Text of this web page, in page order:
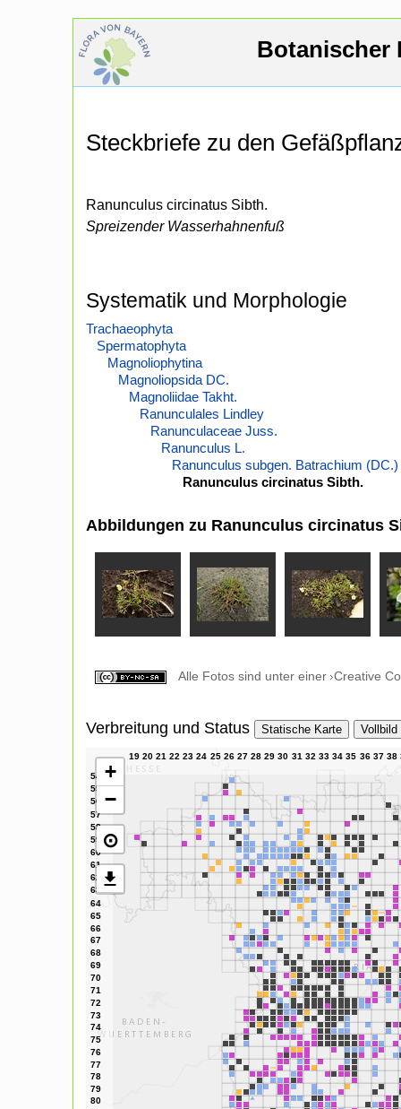
Botanischer
Steckbriefe zu den
Ranunculus circinatus Sibth.
Spreizender Wasserhahnenfuß
Systematik und Morphologie
Trachaeophyta
Spermatophyta
Magnoliophytina
Magnoliopsida DC.
Magnoliidae Takht.
Ranunculales Lindley
Ranunculaceae Juss.
Ranunculus L.
Ranunculus subgen. Batrachium
Ranunculus circinatus Sibth.
Abbildungen zu Ranunculus circinatus
Alle Fotos sind unter einer Creative
Verbreitung und Status Statische Karte Vollbild
+
−
⊙